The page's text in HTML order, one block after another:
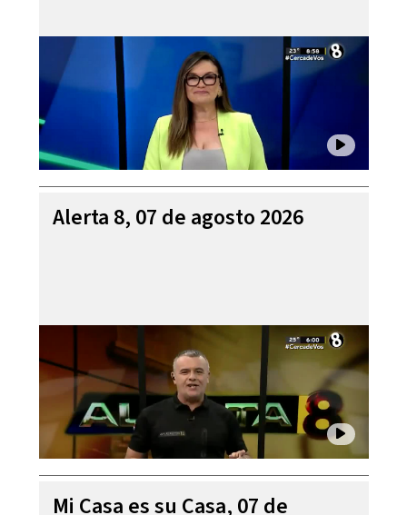
Alerta 8, 07 de agosto 2026
Mi Casa es su Casa, 07 de